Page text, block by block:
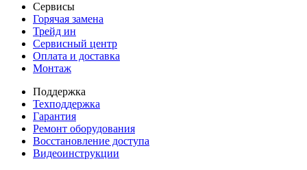
Сервисы
Горячая замена
Трейд ин
Сервисный центр
Оплата и доставка
Монтаж
Поддержка
Техподдержка
Гарантия
Ремонт оборудования
Восстановление доступа
Видеоинструкции